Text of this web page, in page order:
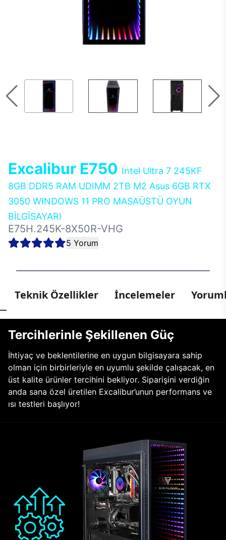
Excalibur E750 Intel Ultra 7 245KF
8GB DDR5 RAM UDIMM 2TB M2 Asus 6GB RTX
3050 WINDOWS 11 PRO MASAÜSTÜ OYUN
BİLGİSAYARI
E75H.245K-8X50R-VHG
5 Yorum
Teknik Özellikler İncelemeler
Tercihlerinle Şekillenen Güç
İhtiyaç ve beklentilerine en uygun bilgisayara sahip
olman için birbirleriyle en uyumlu şekilde çalışacak, en
üst kalite ürünler tercihini bekliyor. Siparişini verdiğin
anda sana özel üretilen Excalibur’unun performans ve
ısı testleri başlıyor!